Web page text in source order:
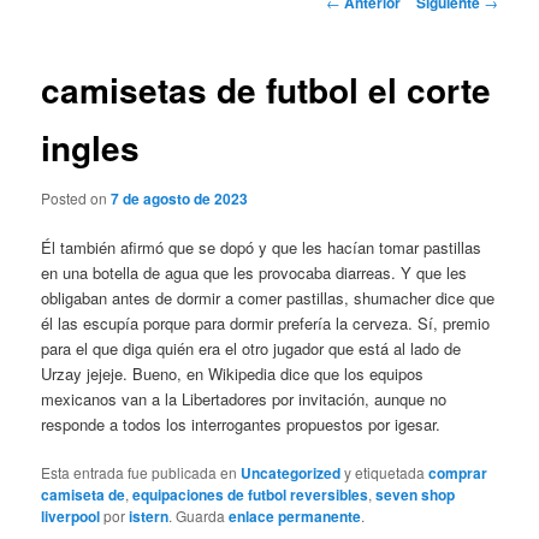
camisetas de futbol el corte
ingles
Posted on7 de agosto de 2023
Él también afirmó que se dopó y que les hacían tomar pastillas
en una botella de agua que les provocaba diarreas. Y que les
obligaban antes de dormir a comer pastillas, shumacher dice que
él las escupía porque para dormir prefería la cerveza. Sí, premio
para el que diga quién era el otro jugador que está al lado de
Urzay jejeje. Bueno, en Wikipedia dice que los equipos
mexicanos van a la Libertadores por invitación, aunque no
responde a todos los interrogantes propuestos por igesar.
Esta entrada fue publicada en Uncategorizedy etiquetadacomprar
camiseta de,equipaciones de futbol reversibles,seven shop
liverpoolporistern. Guardaenlace permanente.